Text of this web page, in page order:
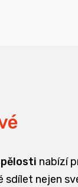
nabízí
sdílet nejen